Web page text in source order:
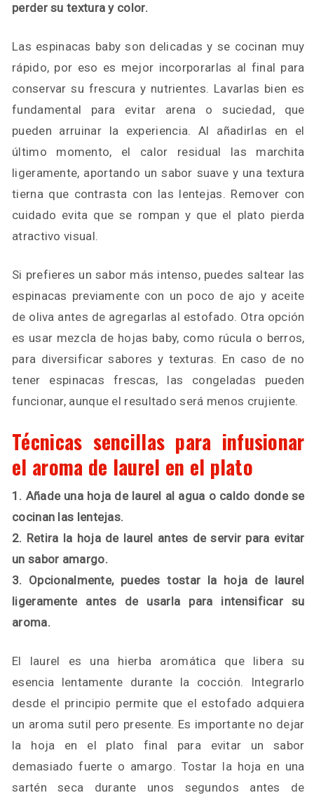
perder su textura y color.
Las espinacas baby son delicadas y se cocinan muy
rápido, por eso es mejor incorporarlas al final para
conservar su frescura y nutrientes. Lavarlas bien es
fundamental para evitar arena o suciedad, que
pueden arruinar la experiencia. Al añadirlas en el
último momento, el calor residual las marchita
ligeramente, aportando un sabor suave y una textura
tierna que contrasta con las lentejas. Remover con
cuidado evita que se rompan y que el plato pierda
atractivo visual.
Si prefieres un sabor más intenso, puedes saltear las
espinacas previamente con un poco de ajo y aceite
de oliva antes de agregarlas al estofado. Otra opción
es usar mezcla de hojas baby, como rúcula o berros,
para diversificar sabores y texturas. En caso de no
tener espinacas frescas, las congeladas pueden
funcionar, aunque el resultado será menos crujiente.
Técnicas sencillas para infusionar
el aroma de laurel en el plato
1. Añade una hoja de laurel al agua o caldo donde se
cocinan las lentejas.
2. Retira la hoja de laurel antes de servir para evitar
un sabor amargo.
3. Opcionalmente, puedes tostar la hoja de laurel
ligeramente antes de usarla para intensificar su
aroma.
El laurel es una hierba aromática que libera su
esencia lentamente durante la cocción. Integrarlo
desde el principio permite que el estofado adquiera
un aroma sutil pero presente. Es importante no dejar
la hoja en el plato final para evitar un sabor
demasiado fuerte o amargo. Tostar la hoja en una
sartén seca durante unos segundos antes de